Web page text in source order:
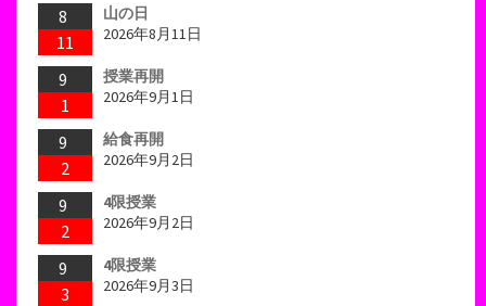
8
11
山の日
2026年8月11日
9
1
授業再開
2026年9月1日
9
2
給食再開
2026年9月2日
9
2
4限授業
2026年9月2日
9
3
4限授業
2026年9月3日